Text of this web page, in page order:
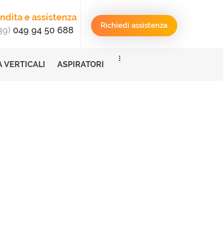
e assistenza
049 94 50 688 Richiedi assistenza
VERTICALI ASPIRATORI